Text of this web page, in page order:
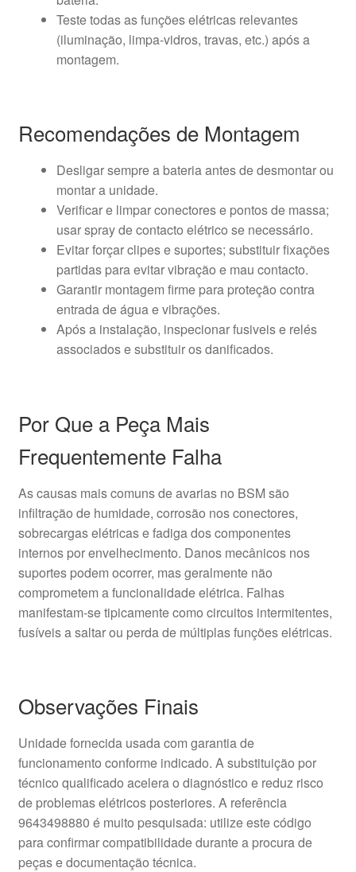
Teste todas as funções elétricas relevantes
(iluminação, limpa-vidros, travas, etc.) após a
montagem.
Recomendações de Montagem
Desligar sempre a bateria antes de desmontar ou
montar a unidade.
Verificar e limpar conectores e pontos de massa;
usar spray de contacto elétrico se necessário.
Evitar forçar clipes e suportes; substituir fixações
partidas para evitar vibração e mau contacto.
Garantir montagem firme para proteção contra
entrada de água e vibrações.
Após a instalação, inspecionar fusiveis e relés
associados e substituir os danificados.
Por Que a Peça Mais
Frequentemente Falha
As causas mais comuns de avarias no BSM são
infiltração de humidade, corrosão nos conectores,
sobrecargas elétricas e fadiga dos componentes
internos por envelhecimento. Danos mecânicos nos
suportes podem ocorrer, mas geralmente não
comprometem a funcionalidade elétrica. Falhas
manifestam-se tipicamente como circuitos intermitentes,
fusíveis a saltar ou perda de múltiplas funções elétricas.
Observações Finais
Unidade fornecida usada com garantia de
funcionamento conforme indicado. A substituição por
técnico qualificado acelera o diagnóstico e reduz risco
de problemas elétricos posteriores. A referência
9643498880 é muito pesquisada: utilize este código
para confirmar compatibilidade durante a procura de
peças e documentação técnica.